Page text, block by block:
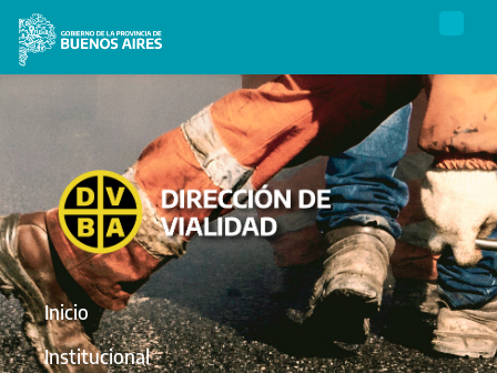
Inicio
Institucional